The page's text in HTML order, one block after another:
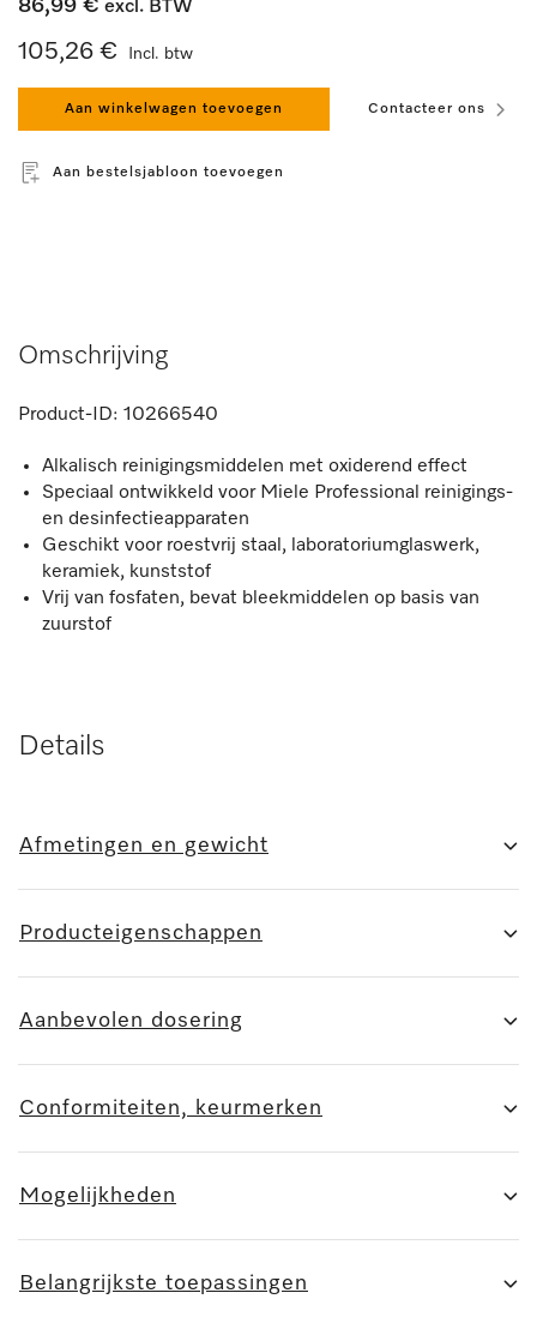
86,99 € excl. BTW
105,26 € Incl. btw
Aan winkelwagen toevoegen Contacteer ons
Aan bestelsjabloon toevoegen
Omschrijving
Product-ID: 10266540
Alkalisch reinigingsmiddelen met oxiderend effect
Speciaal ontwikkeld voor Miele Professional reinigings-
en desinfectieapparaten
Geschikt voor roestvrij staal, laboratoriumglaswerk,
keramiek, kunststof
Vrij van fosfaten, bevat bleekmiddelen op basis van
zuurstof
Details
Afmetingen en gewicht
Producteigenschappen
Aanbevolen dosering
Conformiteiten, keurmerken
Mogelijkheden
Belangrijkste toepassingen